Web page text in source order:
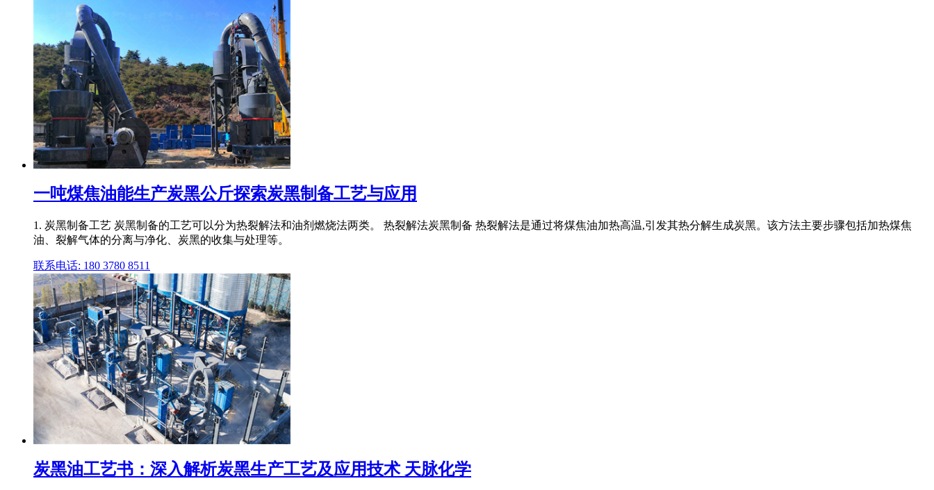
一吨煤焦油能生产炭黑公斤探索炭黑制备工艺与应用
1. 炭黑制备工艺 炭黑制备的工艺可以分为热裂解法和油剂燃烧法两类。 热裂解法炭黑制备 热裂解法是通过将煤焦油加热高温,引发其热分解生成炭黑。该方法主要步骤包括加热煤焦
油、裂解气体的分离与净化、炭黑的收集与处理等。
联系电话: 180 3780 8511
炭黑油工艺书：深入解析炭黑生产工艺及应用技术 天脉化学